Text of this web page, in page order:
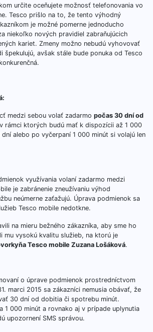
určite oceňujete možnosť telefonovania vo
Tesco prišlo na to, že tento výhodný
je možné pomerne jednoducho
niekoľko nových pravidiel zabraňujúcich
kariet. Zmeny možno nebudú vyhovovať
špekulujú, avšak stále bude ponuka od Tesco
medzi sebou volať zadarmo počas 30 dní od
rámci ktorých budú mať k dispozícii až 1 000
alebo po vyčerpaní 1 000 minút si volajú len
využívania volaní zadarmo medzi
je zabránenie zneužívaniu výhod
neúmerne zaťažujú. Úprava podmienok sa
Tesco mobile nedotkne.
na mieru bežného zákazníka, aby sme ho
mu vysokú kvalitu služieb, na ktorú je
Tesco mobile Zuzana Lošáková.
o úprave podmienok prostredníctvom
marci 2015 sa zákazníci nemusia obávať, že
30 dní od dobitia či spotrebu minút.
1 000 minút a rovnako aj v prípade uplynutia
upozornení SMS správou.